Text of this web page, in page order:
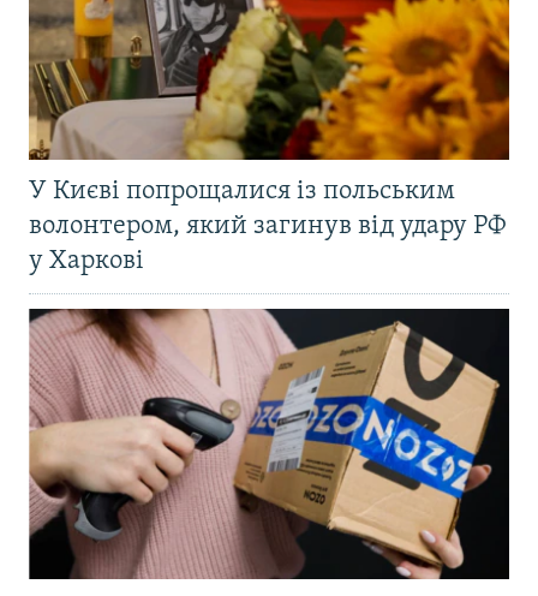
У Києві попрощалися із польським
волонтером, який загинув від удару РФ
у Харкові